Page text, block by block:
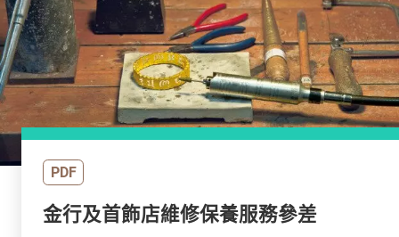
PDF
金行及首飾店維修保養服務參差